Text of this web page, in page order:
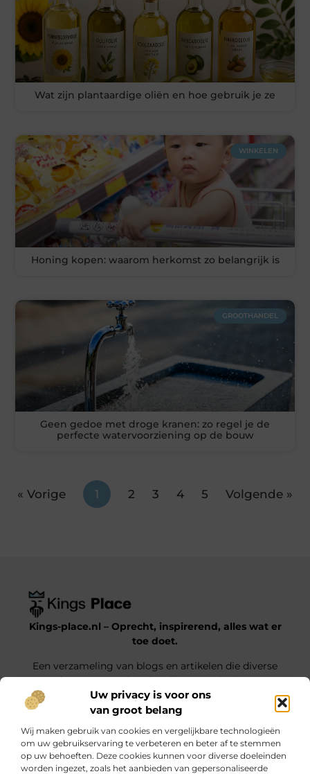
Uw privacy is voor ons
van groot belang
Wij maken gebruik van cookies en vergelijkbare technologieën
om uw gebruikservaring te verbeteren en beter af te stemmen
op uw behoeften. Deze cookies kunnen voor diverse doeleinden
worden ingezet, zoals het aanbieden van gepersonaliseerde
Wat zijn plantaardige oliën en hoe gebruik je ze
WINKELEN
Honing kopen: waarom herkomst zo belangrijk is
GROOTHANDEL
Geen gedoe met droge kranen: zo regel je de
perfecte watervoorziening op de bouw
« Vorige 1 2 3 4 5 Volgende »
Kings-place.nl – Oprecht, inspirerend, alles wat er
toe doet.
Een verzameling van blogs en artikelen die diverse
onderwerpen uit het dagelijks leven belichten.
Onze informatie
Bericht categorie